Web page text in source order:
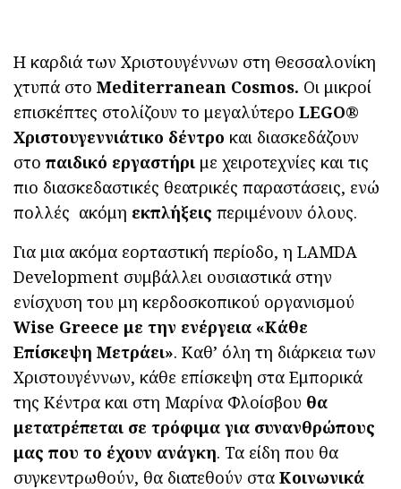
Η καρδιά των Χριστουγέννων στη Θεσσαλονίκη
χτυπά στοMediterranean Cosmos. Οι μικροί
επισκέπτες στολίζουν το μεγαλύτεροLEGO®
Χριστουγεννιάτικο δέντρο και διασκεδάζουν
στοπαιδικό εργαστήρι με χειροτεχνίες και τις
πιο διασκεδαστικές θεατρικές παραστάσεις, ενώ
πολλές ακόμη εκπλήξεις περιμένουν όλους.
Για μια ακόμα εορταστική περίοδο, η LAMDA
Development συμβάλλει ουσιαστικά στην
ενίσχυση του μη κερδοσκοπικού οργανισμού
Wise Greece με την ενέργεια «Κάθε
Επίσκεψη Μετράει». Καθ’ όλη τη διάρκεια των
Χριστουγέννων, κάθε επίσκεψη στα Εμπορικά
της Κέντρα και στη Μαρίνα Φλοίσβου θα
μετατρέπεται σε τρόφιμα για συνανθρώπους
μας που το έχουν ανάγκη. Τα είδη που θα
συγκεντρωθούν, θα διατεθούν σταΚοινωνικά